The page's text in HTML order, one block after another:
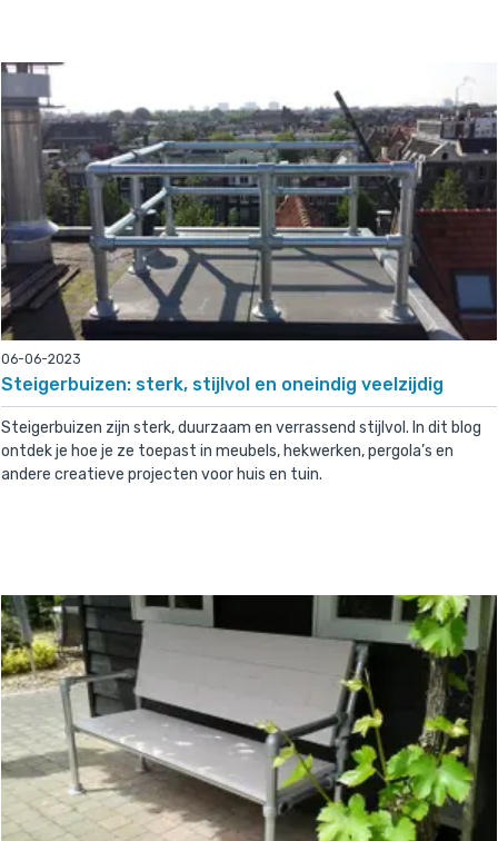
06-06-2023
Steigerbuizen: sterk, stijlvol en oneindig veelzijdig
Steigerbuizen zijn sterk, duurzaam en verrassend stijlvol. In dit blog
ontdek je hoe je ze toepast in meubels, hekwerken, pergola’s en
andere creatieve projecten voor huis en tuin.